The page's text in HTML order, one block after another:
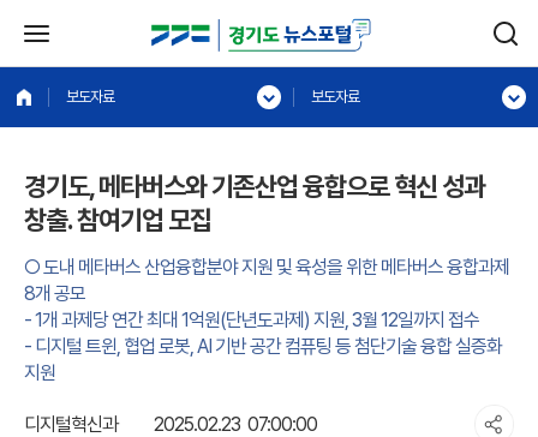
보도자료 보도자료
경기도, 메타버스와 기존산업 융합으로 혁신 성과
창출. 참여기업 모집
○ 도내 메타버스 산업융합분야 지원 및 육성을 위한 메타버스 융합과제
8개 공모
- 1개 과제당 연간 최대 1억원(단년도과제) 지원, 3월 12일까지 접수
- 디지털 트윈, 협업 로봇, AI 기반 공간 컴퓨팅 등 첨단기술 융합 실증화
지원
디지털혁신과 2025.02.23 07:00:00